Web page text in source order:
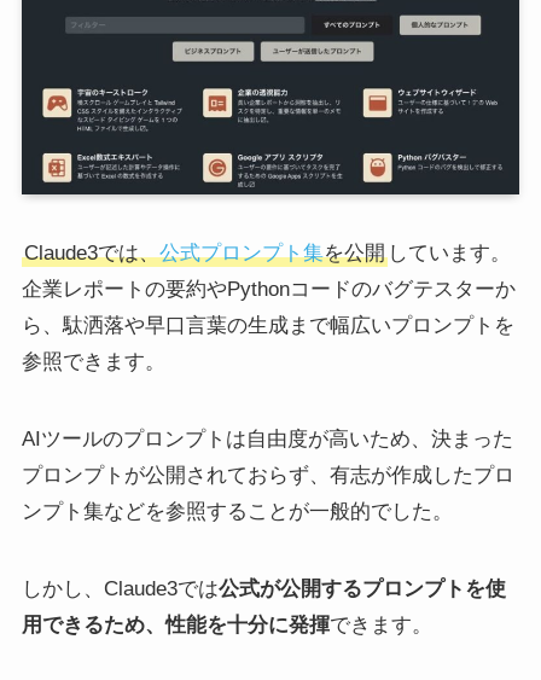
Claude3では、公式プロンプト集を公開しています。
企業レポートの要約やPythonコードのバグテスターか
ら、駄洒落や早口言葉の生成まで幅広いプロンプトを
参照できます。
AIツールのプロンプトは自由度が高いため、決まった
プロンプトが公開されておらず、有志が作成したプロ
ンプト集などを参照することが一般的でした。
しかし、Claude3では公式が公開するプロンプトを使
用できるため、性能を十分に発揮できます。